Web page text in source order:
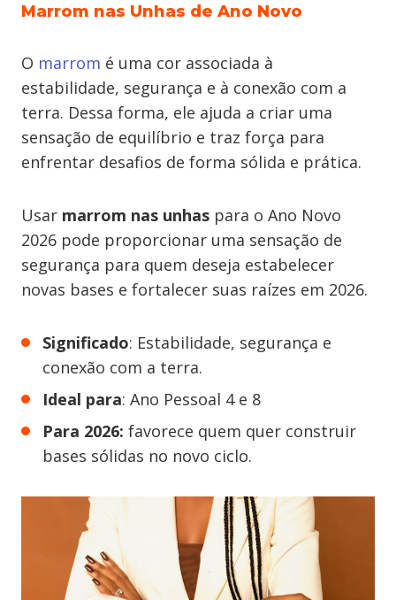
Marrom nas Unhas de Ano Novo
O marrom é uma cor associada à
estabilidade, segurança e à conexão com a
terra. Dessa forma, ele ajuda a criar uma
sensação de equilíbrio e traz força para
enfrentar desafios de forma sólida e prática.
Usar marrom nas unhas para o Ano Novo
2026 pode proporcionar uma sensação de
segurança para quem deseja estabelecer
novas bases e fortalecer suas raízes em 2026.
Significado: Estabilidade, segurança e
conexão com a terra.
Ideal para: Ano Pessoal 4 e 8
Para 2026: favorece quem quer construir
bases sólidas no novo ciclo.